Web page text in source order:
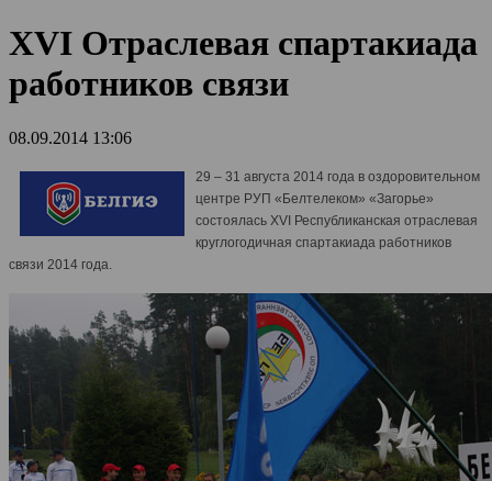
XVI Отраслевая спартакиада
работников связи
08.09.2014 13:06
29 – 31 августа 2014 года в оздоровительном
центре РУП «Белтелеком» «Загорье»
состоялась XVI Республиканская отраслевая
круглогодичная спартакиада работников
связи 2014 года.